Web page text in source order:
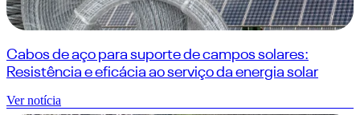
Cabos de aço para suporte de campos solares:
Resistência e eficácia ao serviço da energia solar
Ver notícia